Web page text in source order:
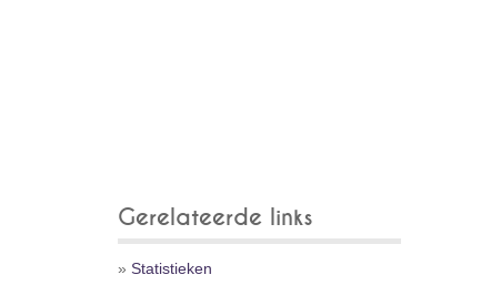
Gerelateerde links
» Statistieken